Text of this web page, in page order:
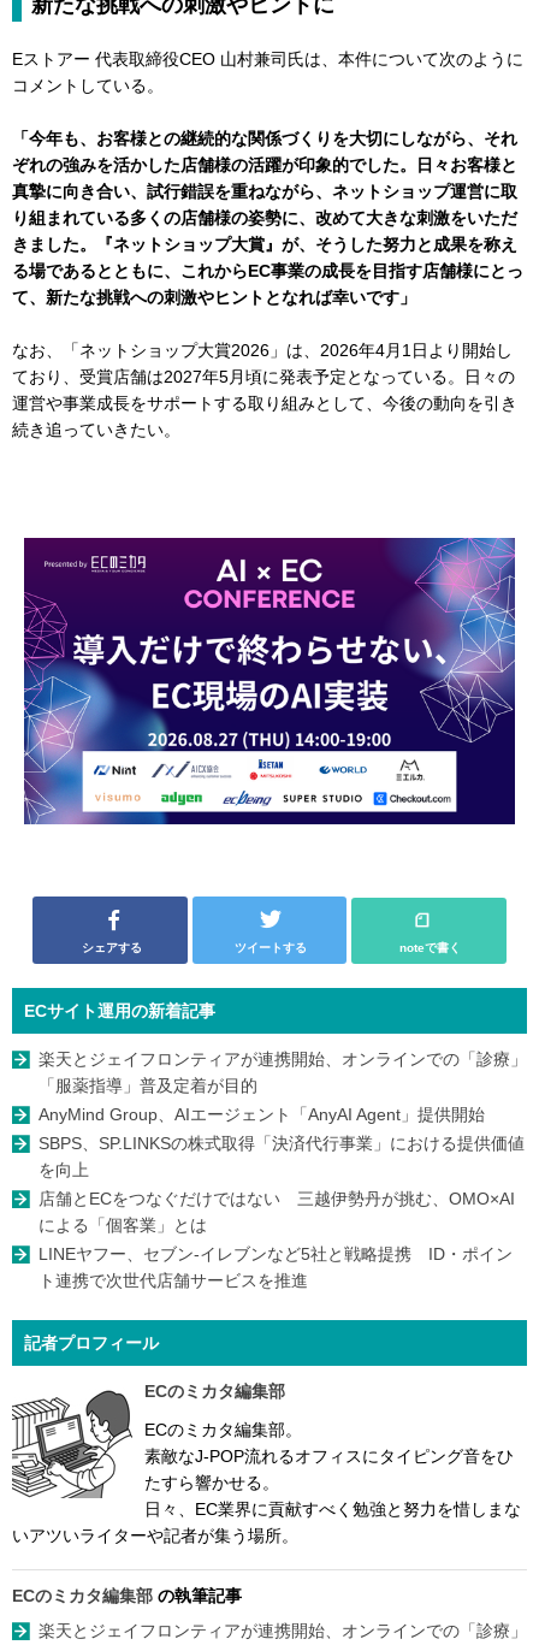
新たな挑戦への刺激やヒントに
Eストアー 代表取締役CEO 山村兼司氏は、本件について次のように
コメントしている。
「今年も、お客様との継続的な関係づくりを大切にしながら、それ
ぞれの強みを活かした店舗様の活躍が印象的でした。日々お客様と
真摯に向き合い、試行錯誤を重ねながら、ネットショップ運営に取
り組まれている多くの店舗様の姿勢に、改めて大きな刺激をいただ
きました。『ネットショップ大賞』が、そうした努力と成果を称え
る場であるとともに、これからEC事業の成長を目指す店舗様にとっ
て、新たな挑戦への刺激やヒントとなれば幸いです」
なお、「ネットショップ大賞2026」は、2026年4月1日より開始し
ており、受賞店舗は2027年5月頃に発表予定となっている。日々の
運営や事業成長をサポートする取り組みとして、今後の動向を引き
続き追っていきたい。
シェアする ツイートする noteで書く
ECサイト運用の新着記事
楽天とジェイフロンティアが連携開始、オンラインでの「診療」
「服薬指導」普及定着が目的
AnyMind Group、AIエージェント「AnyAI Agent」提供開始
SBPS、SP.LINKSの株式取得「決済代行事業」における提供価値
を向上
店舗とECをつなぐだけではない 三越伊勢丹が挑む、OMO×AI
による「個客業」とは
LINEヤフー、セブン-イレブンなど5社と戦略提携 ID・ポイン
ト連携で次世代店舗サービスを推進
記者プロフィール
ECのミカタ編集部
ECのミカタ編集部。
素敵なJ-POP流れるオフィスにタイピング音をひ
たすら響かせる。
日々、EC業界に貢献すべく勉強と努力を惜しまな
いアツいライターや記者が集う場所。
ECのミカタ編集部 の執筆記事
楽天とジェイフロンティアが連携開始、オンラインでの「診療」